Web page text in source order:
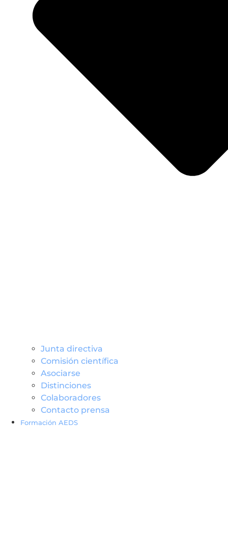
Junta directiva
Comisión científica
Asociarse
Distinciones
Colaboradores
Contacto prensa
Formación AEDS